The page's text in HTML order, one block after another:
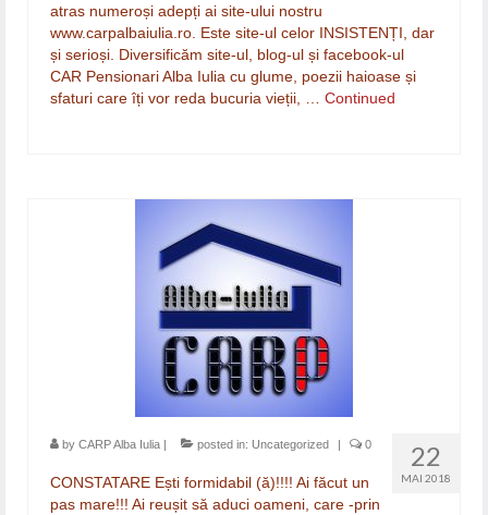
atras numeroși adepți ai site-ului nostru
www.carpalbaiulia.ro. Este site-ul celor INSISTENȚI, dar
și serioși. Diversificăm site-ul, blog-ul și facebook-ul
CAR Pensionari Alba Iulia cu glume, poezii haioase și
sfaturi care îți vor reda bucuria vieții, … Continued
22
MAI 2018
by CARP Alba Iulia posted in: Uncategorized 0
CONSTATARE Ești formidabil (ă)!!!! Ai făcut un
pas mare!!! Ai reușit să aduci oameni, care -prin